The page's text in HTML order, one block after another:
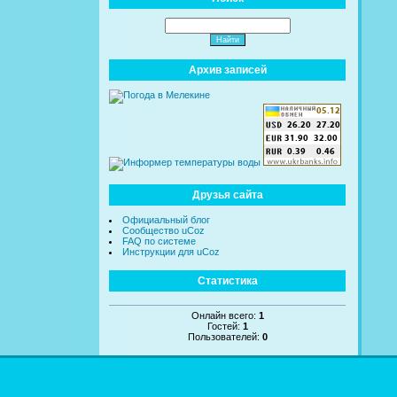
Архив записей
Друзья сайта
Официальный блог
Сообщество uCoz
FAQ по системе
Инструкции для uCoz
Статистика
Онлайн всего: 1
Гостей: 1
Пользователей: 0